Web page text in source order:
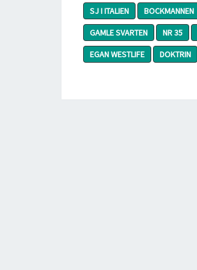
SJ I ITALIEN BOCKMANNEN
GAMLE SVARTEN
NR 35
EGAN WESTLIFE
DOKTRIN